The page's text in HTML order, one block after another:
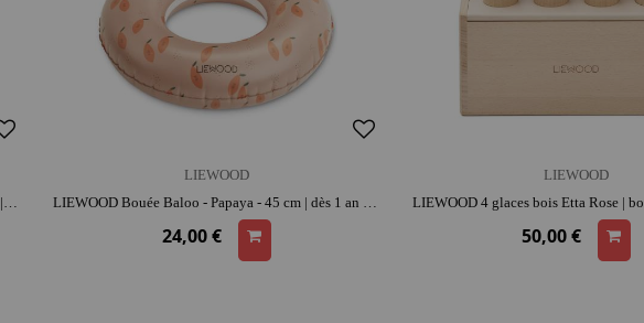
LIEWOOD
24,00 €
LIEWOOD
50,00 €